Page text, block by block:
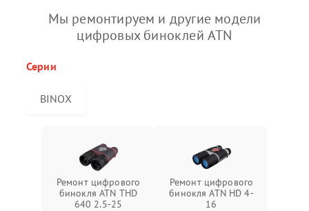
Мы ремонтируем и другие модели
цифровых биноклей ATN
Серии
BINOX
Ремонт цифрового
бинокля ATN THD
640 2.5-25
Ремонт цифрового
бинокля ATN HD 4-
16